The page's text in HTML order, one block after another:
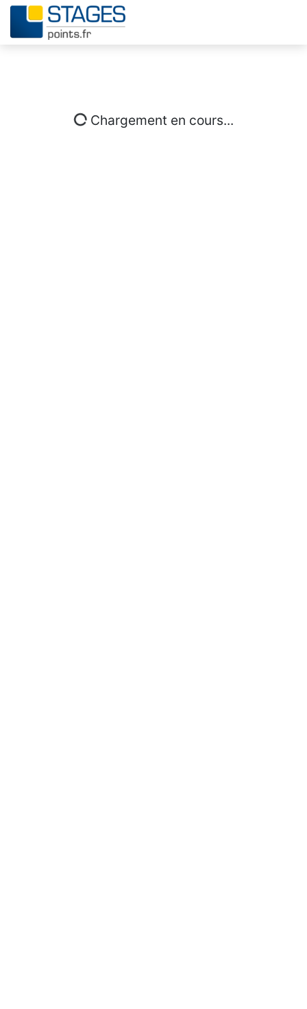
Chargement en cours...